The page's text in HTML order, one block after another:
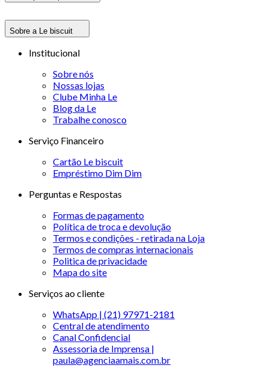
Sobre a Le biscuit
Institucional
Sobre nós
Nossas lojas
Clube Minha Le
Blog da Le
Trabalhe conosco
Serviço Financeiro
Cartão Le biscuit
Empréstimo Dim Dim
Perguntas e Respostas
Formas de pagamento
Política de troca e devolução
Termos e condições - retirada na Loja
Termos de compras internacionais
Politica de privacidade
Mapa do site
Serviços ao cliente
WhatsApp | (21) 97971-2181
Central de atendimento
Canal Confidencial
Assessoria de Imprensa |
paula@agenciaamais.com.br